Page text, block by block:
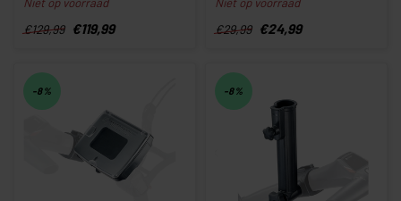
samenwerking met Hedgehog
€129,99 €119,99
ontworpen om te gebruiken
€29,99 €24,99
-8% -8%